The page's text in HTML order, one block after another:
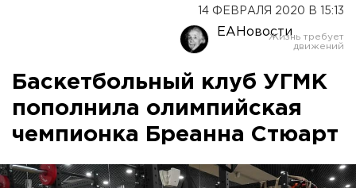
14 ФЕВРАЛЯ 2020 В 15:13
ЕАНовости
Баскетбольный клуб УГМК
пополнила олимпийская
чемпионка Бреанна Стюарт